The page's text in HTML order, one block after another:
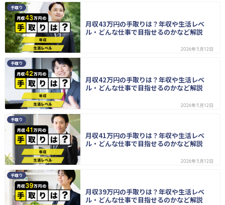
手取り
月収43万円の手取りは？年収や生活レベ
ル・どんな仕事で目指せるのかなど解説
2026年5月12日
手取り
月収42万円の手取りは？年収や生活レベ
ル・どんな仕事で目指せるのかなど解説
2026年5月12日
手取り
月収41万円の手取りは？年収や生活レベ
ル・どんな仕事で目指せるのかなど解説
2026年5月12日
手取り
月収39万円の手取りは？年収や生活レベ
ル・どんな仕事で目指せるのかなど解説